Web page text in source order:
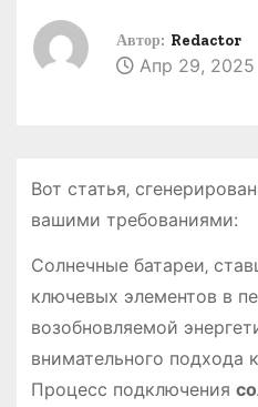
Автор: Redactor
Апр 29, 2025
Вот статья‚
вашими требованиями:
Солнечные батареи‚
ключевых элементов в
возобновляемой
внимательного подхода
Процесс подключения